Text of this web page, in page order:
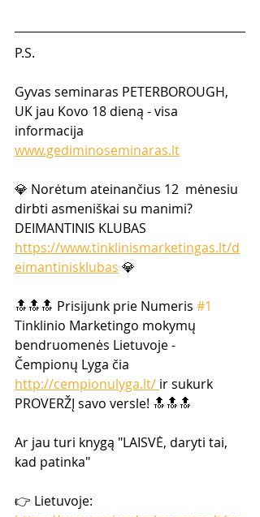
P.S.
Gyvas seminaras PETERBOROUGH,
UK jau Kovo 18 dieną - visa
informacija
www.gediminoseminaras.lt
💎 Norėtum ateinančius 12  mėnesiu
dirbti asmeniškai su manimi?
DEIMANTINIS KLUBAS
https://www.tinklinismarketingas.lt/d
eimantinisklubas 💎
🔝🔝🔝 Prisijunk prie Numeris #1
Tinklinio Marketingo mokymų
bendruomenės Lietuvoje -
Čempionų Lyga čia
http://cempionulyga.lt/ ir sukurk
PROVERŽĮ savo versle! 🔝🔝🔝
Ar jau turi knygą "LAISVĖ, daryti tai,
kad patinka"
👉 Lietuvoje: